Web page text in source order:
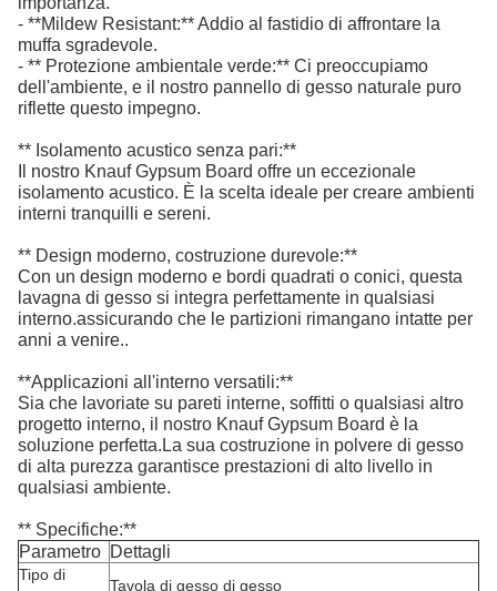
- **Mildew Resistant:** Addio al fastidio di affrontare la
muffa sgradevole.
- ** Protezione ambientale verde:** Ci preoccupiamo
dell'ambiente, e il nostro pannello di gesso naturale puro
riflette questo impegno.
** Isolamento acustico senza pari:**
Il nostro Knauf Gypsum Board offre un eccezionale
isolamento acustico. È la scelta ideale per creare ambienti
interni tranquilli e sereni.
** Design moderno, costruzione durevole:**
Con un design moderno e bordi quadrati o conici, questa
lavagna di gesso si integra perfettamente in qualsiasi
interno.assicurando che le partizioni rimangano intatte per
anni a venire..
**Applicazioni all'interno versatili:**
Sia che lavoriate su pareti interne, soffitti o qualsiasi altro
progetto interno, il nostro Knauf Gypsum Board è la
soluzione perfetta.La sua costruzione in polvere di gesso
di alta purezza garantisce prestazioni di alto livello in
qualsiasi ambiente.
** Specifiche:**
Parametro Dettagli
Tipo di
Tavola di gesso di gesso